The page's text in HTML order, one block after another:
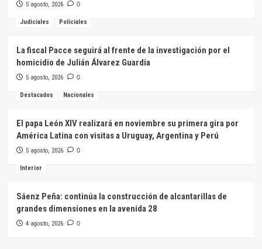
5 agosto, 2026 0
Judiciales Policiales
La fiscal Pacce seguirá al frente de la investigación por el
homicidio de Julián Álvarez Guardia
5 agosto, 2026 0
Destacados Nacionales
El papa León XIV realizará en noviembre su primera gira por
América Latina con visitas a Uruguay, Argentina y Perú
5 agosto, 2026 0
Interior
Sáenz Peña: continúa la construcción de alcantarillas de
grandes dimensiones en la avenida 28
4 agosto, 2026 0